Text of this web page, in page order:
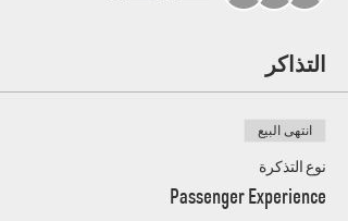
التذاكر
انتهى البيع
نوع التذكرة
Passenger Experience